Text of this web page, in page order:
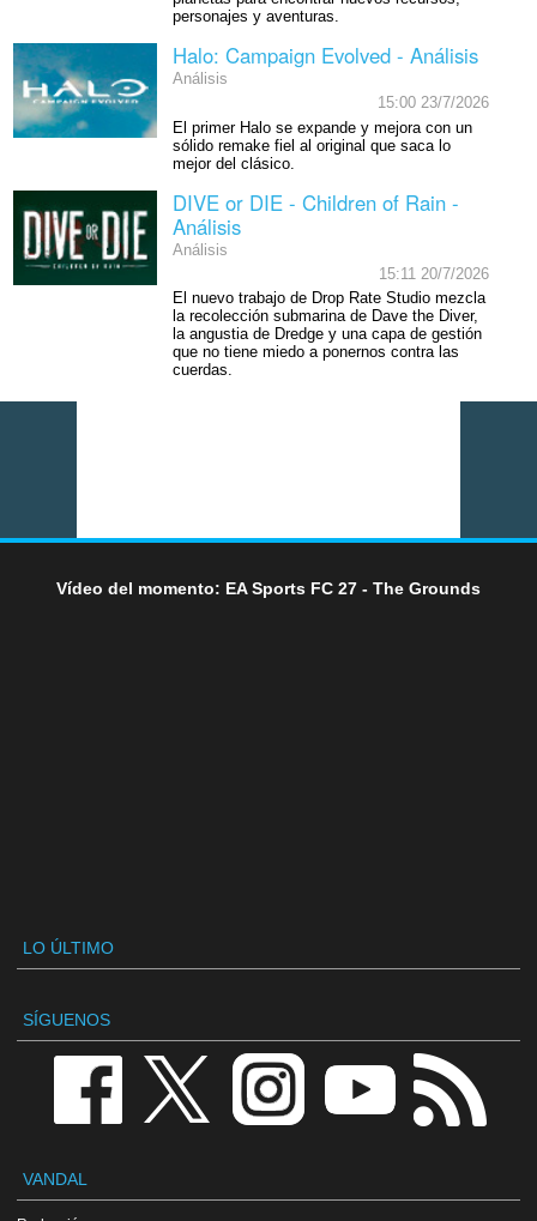
personajes y aventuras.
Halo: Campaign Evolved - Análisis
Análisis
15:00 23/7/2026
El primer Halo se expande y mejora con un
sólido remake fiel al original que saca lo
mejor del clásico.
DIVE or DIE - Children of Rain -
Análisis
Análisis
15:11 20/7/2026
El nuevo trabajo de Drop Rate Studio mezcla
la recolección submarina de Dave the Diver,
la angustia de Dredge y una capa de gestión
que no tiene miedo a ponernos contra las
cuerdas.
Vídeo del momento: EA Sports FC 27 - The Grounds
LO ÚLTIMO
SÍGUENOS
VANDAL